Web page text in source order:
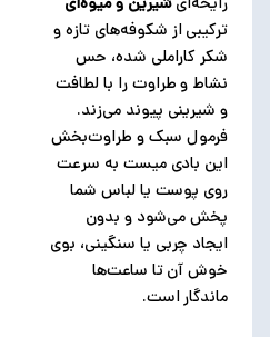
ترکیبی از شکوفه‌های تازه و
شکر کاراملی شده، حس
نشاط و طراوت را با لطافت
و شیرینی پیوند می‌زند.
فرمول سبک و طراوت‌بخش
این بادی میست به سرعت
روی پوست یا لباس شما
پخش می‌شود و بدون
ایجاد چربی یا سنگینی، بوی
خوش آن تا ساعت‌ها
ماندگار است.